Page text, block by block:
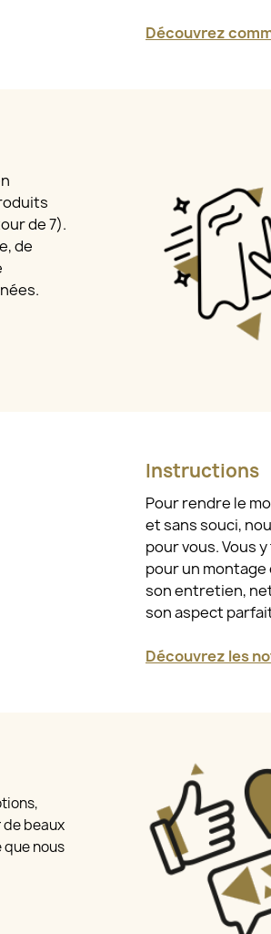
Découvrez
de 7).
de
Instructions
Pour rendre le
et sans souci,
pour vous. Vous
pour un
son entretien,
son aspect
Découvrez les
beaux
nous